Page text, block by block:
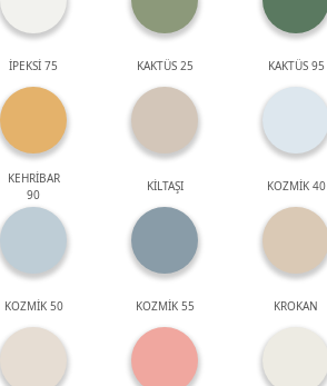
İPEKSİ 75 KAKTÜS 25 KAKTÜS 95
KEHRİBAR
90
KİLTAŞI KOZMİK 40
KOZMİK 50 KOZMİK 55 KROKAN